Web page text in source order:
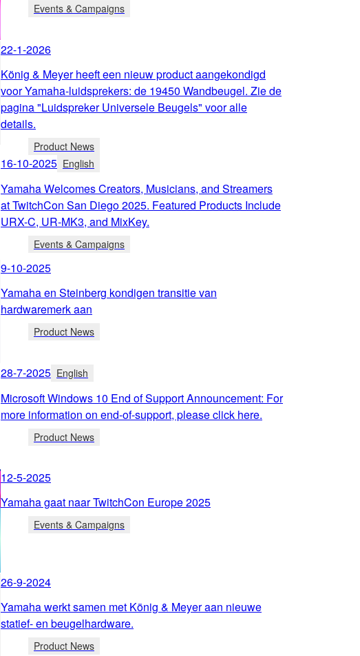
Events & Campaigns
22-1-2026
König & Meyer heeft een nieuw product aangekondigd
voor Yamaha-luidsprekers: de 19450 Wandbeugel. Zie de
pagina "Luidspreker Universele Beugels" voor alle
details.
Product News
16-10-2025 English
Yamaha Welcomes Creators, Musicians, and Streamers
at TwitchCon San Diego 2025. Featured Products Include
URX-C, UR-MK3, and MixKey.
Events & Campaigns
9-10-2025
Yamaha en Steinberg kondigen transitie van
hardwaremerk aan
Product News
28-7-2025 English
Microsoft Windows 10 End of Support Announcement: For
more information on end-of-support, please click here.
Product News
12-5-2025
Yamaha gaat naar TwitchCon Europe 2025
Events & Campaigns
26-9-2024
Yamaha werkt samen met König & Meyer aan nieuwe
statief- en beugelhardware.
Product News